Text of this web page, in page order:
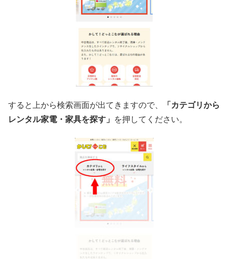
すると上から検索画面が出てきますので、
「カテゴリから
レンタル家電・家具を探す」
を押してください。